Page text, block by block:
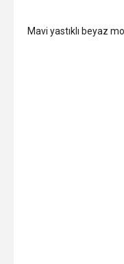
Mavi yastıklı beyaz